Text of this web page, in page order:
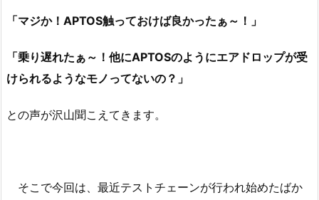
「マジか！APTOS触っておけば良かったぁ～！」
「乗り遅れたぁ～！他にAPTOSのようにエアドロップが受
けられるようなモノってないの？」
との声が沢山聞こえてきます。
そこで今回は、最近テストチェーンが行われ始めたばか